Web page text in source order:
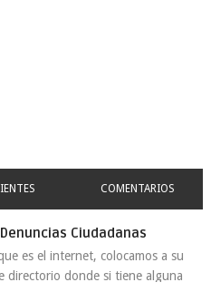
COMENTARIOS
Ciudadanas
es el internet, colocamos a su
directorio donde si tiene alguna